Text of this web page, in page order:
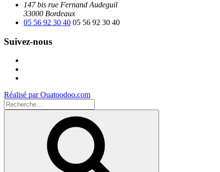
147 bis rue Fernand Audeguil
33000 Bordeaux
05 56 92 30 40 05 56 92 30 40
Suivez-nous
Réalisé par Ouatoodoo.com
Recherche
pour